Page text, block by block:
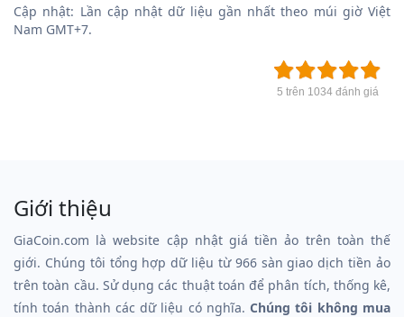
Cập nhật: Lần cập nhật dữ liệu gần nhất theo múi giờ Việt
Nam GMT+7.
5 trên 1034 đánh giá
Giới thiệu
GiaCoin.com là website cập nhật giá tiền ảo trên toàn thế
giới. Chúng tôi tổng hợp dữ liệu từ 966 sàn giao dịch tiền ảo
trên toàn cầu. Sử dụng các thuật toán để phân tích, thống kê,
tính toán thành các dữ liệu có nghĩa.Chúng tôi không mua